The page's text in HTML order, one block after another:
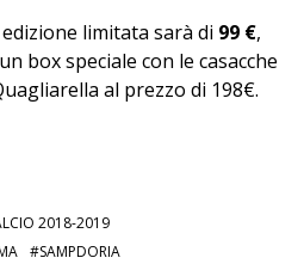
limitata sarà di 99 €,
box speciale con le casacche
al prezzo di 198€.
2018-2019
SAMPDORIA